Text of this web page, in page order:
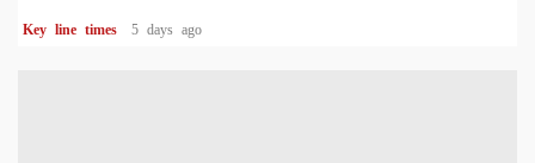
Key line times 5 days ago